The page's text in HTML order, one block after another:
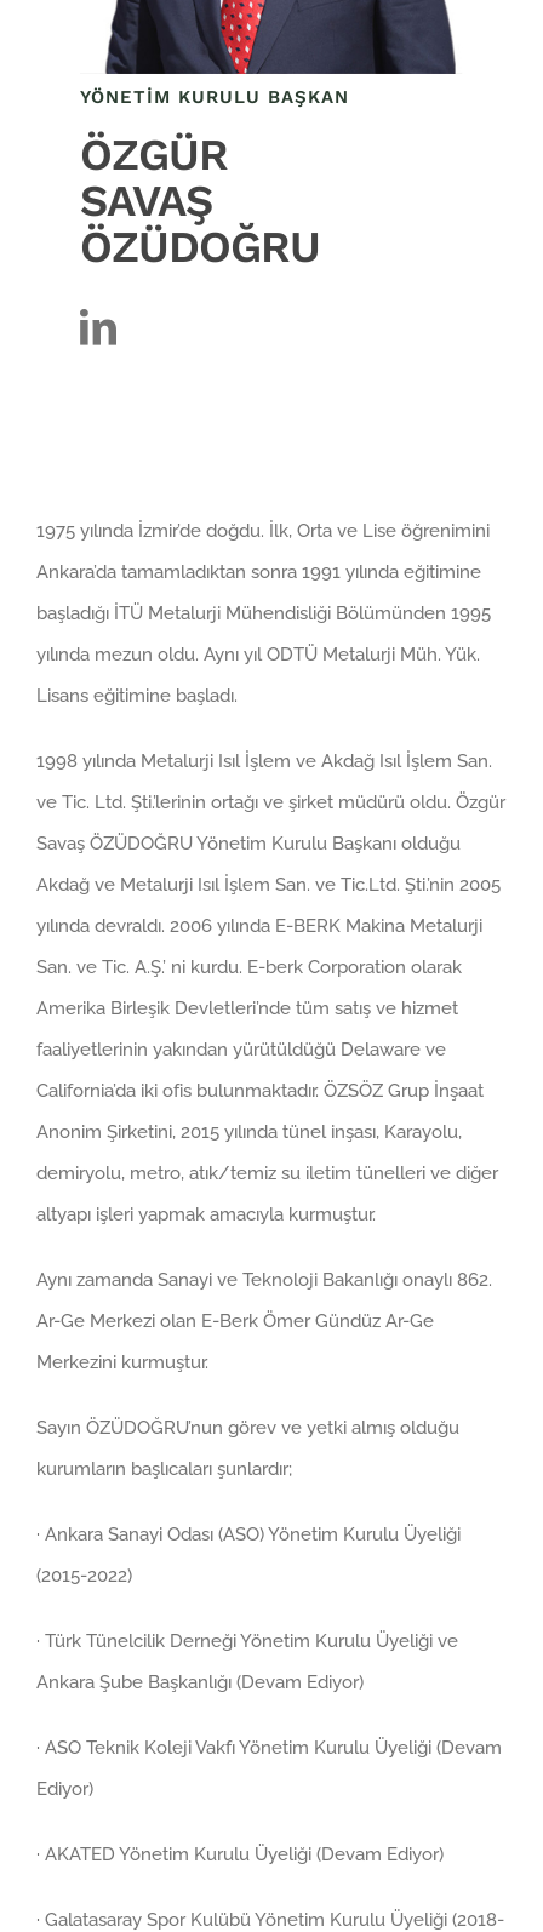
YÖNETIM KURULU BAŞKAN
ÖZGÜR
SAVAŞ
ÖZÜDOĞRU
1975 yılında İzmir’de doğdu. İlk, Orta ve Lise öğrenimini
Ankara’da tamamladıktan sonra 1991 yılında eğitimine
başladığı İTÜ Metalurji Mühendisliği Bölümünden 1995
yılında mezun oldu. Aynı yıl ODTÜ Metalurji Müh. Yük.
Lisans eğitimine başladı.
1998 yılında Metalurji Isıl İşlem ve Akdağ Isıl İşlem San.
ve Tic. Ltd. Şti.’lerinin ortağı ve şirket müdürü oldu. Özgür
Savaş ÖZÜDOĞRU Yönetim Kurulu Başkanı olduğu
Akdağ ve Metalurji Isıl İşlem San. ve Tic.Ltd. Şti.’nin 2005
yılında devraldı. 2006 yılında E-BERK Makina Metalurji
San. ve Tic. A.Ş.’ ni kurdu. E-berk Corporation olarak
Amerika Birleşik Devletleri’nde tüm satış ve hizmet
faaliyetlerinin yakından yürütüldüğü Delaware ve
California’da iki ofis bulunmaktadır. ÖZSÖZ Grup İnşaat
Anonim Şirketini, 2015 yılında tünel inşası, Karayolu,
demiryolu, metro, atık/temiz su iletim tünelleri ve diğer
altyapı işleri yapmak amacıyla kurmuştur.
Aynı zamanda Sanayi ve Teknoloji Bakanlığı onaylı 862.
Ar-Ge Merkezi olan E-Berk Ömer Gündüz Ar-Ge
Merkezini kurmuştur.
Sayın ÖZÜDOĞRU’nun görev ve yetki almış olduğu
kurumların başlıcaları şunlardır;
· Ankara Sanayi Odası (ASO) Yönetim Kurulu Üyeliği
(2015-2022)
· Türk Tünelcilik Derneği Yönetim Kurulu Üyeliği ve
Ankara Şube Başkanlığı (Devam Ediyor)
· ASO Teknik Koleji Vakfı Yönetim Kurulu Üyeliği (Devam
Ediyor)
· AKATED Yönetim Kurulu Üyeliği (Devam Ediyor)
· Galatasaray Spor Kulübü Yönetim Kurulu Üyeliği (2018-